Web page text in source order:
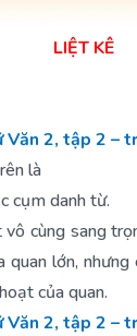
LIỆT KÊ
Văn 2, tập 2 –
là
cụm danh từ.
cùng sang
quan lớn,
của quan.
Văn 2, tập 2 –